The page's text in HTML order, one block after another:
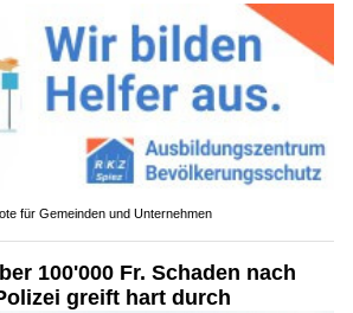
für Gemeinden und Unternehmen
100'000 Fr. Schaden nach
greift hart durch